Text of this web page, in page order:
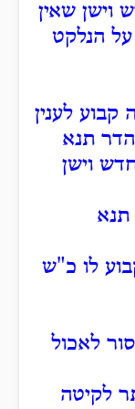
וישן שאין
הנלקט
לענין
תנא
וישן
תנא
לו כ"ש
לאכול
לקיטה